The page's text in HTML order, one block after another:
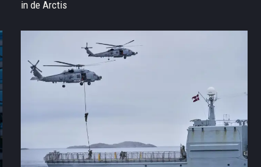
in de Arctis